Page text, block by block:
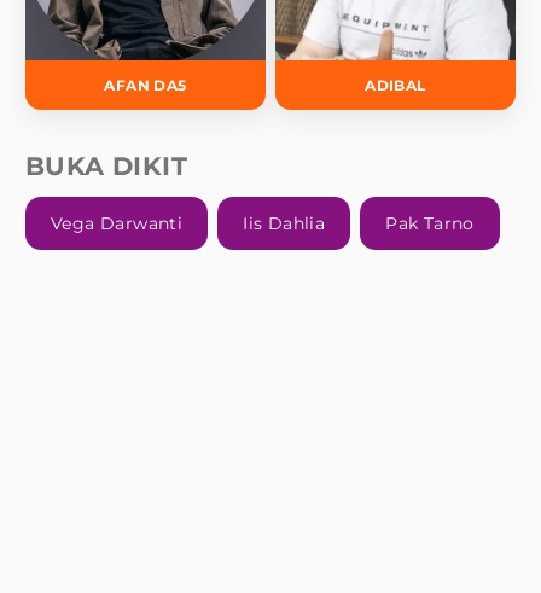
AFAN DA5 ADIBAL
BUKA DIKIT
Vega Darwanti Iis Dahlia Pak Tarno